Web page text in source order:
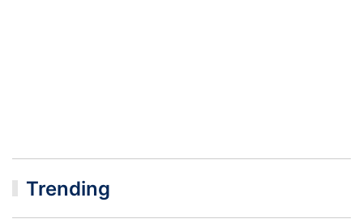
Trending